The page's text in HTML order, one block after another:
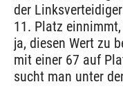
der
11. Platz
ja, diesen Wert zu
mit einer 67 auf
sucht man unter